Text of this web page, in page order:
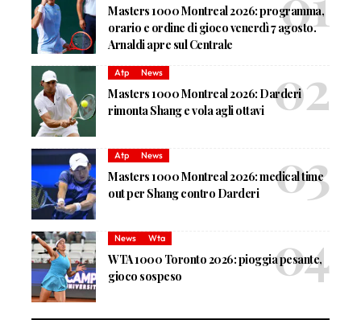
Masters 1000 Montreal 2026: programma,
orario e ordine di gioco venerdì 7 agosto.
Arnaldi apre sul Centrale
Atp News
Masters 1000 Montreal 2026: Darderi
rimonta Shang e vola agli ottavi
Atp News
Masters 1000 Montreal 2026: medical time
out per Shang contro Darderi
News Wta
WTA 1000 Toronto 2026: pioggia pesante,
gioco sospeso